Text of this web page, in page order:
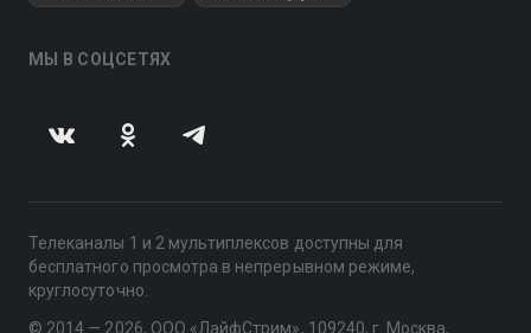
МЫ В СОЦСЕТЯХ
Телеканалы 1 и 2 мультиплексов доступны для
бесплатного просмотра в непрерывном режиме,
круглосуточно.
© 2014 — 2026, ООО «ЛайфСтрим», 109240, г. Москва,